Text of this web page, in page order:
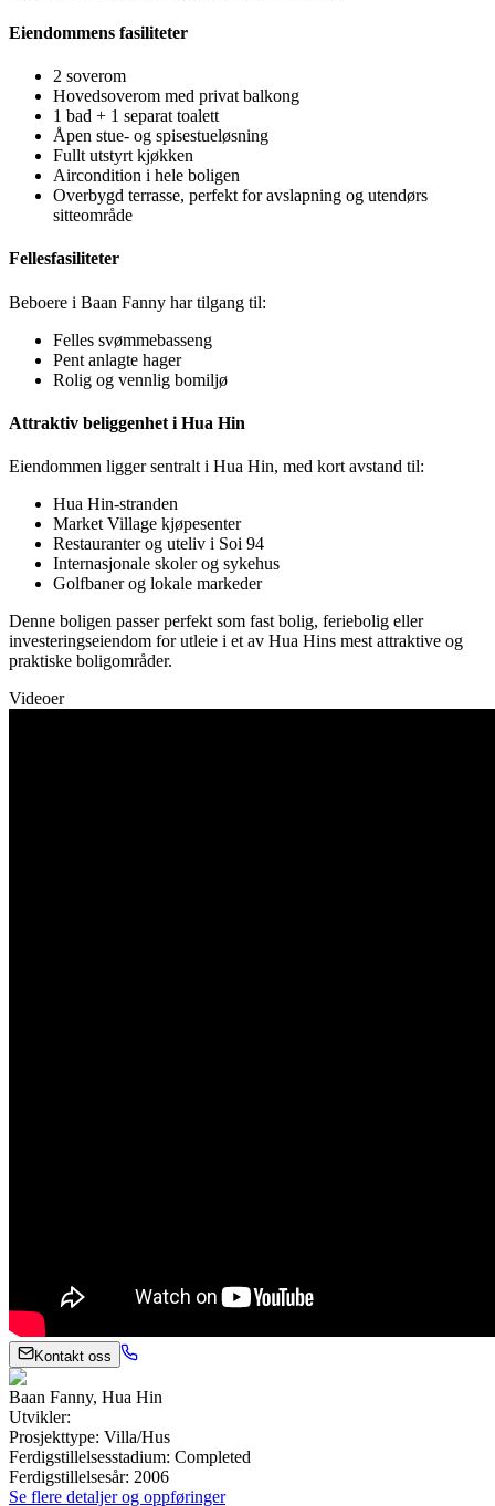
Eiendommens fasiliteter
2 soverom
Hovedsoverom med privat balkong
1 bad + 1 separat toalett
Åpen stue- og spisestueløsning
Fullt utstyrt kjøkken
Aircondition i hele boligen
Overbygd terrasse, perfekt for avslapning og utendørs
sitteområde
Fellesfasiliteter
Beboere i Baan Fanny har tilgang til:
Felles svømmebasseng
Pent anlagte hager
Rolig og vennlig bomiljø
Attraktiv beliggenhet i Hua Hin
Eiendommen ligger sentralt i Hua Hin, med kort avstand til:
Hua Hin-stranden
Market Village kjøpesenter
Restauranter og uteliv i Soi 94
Internasjonale skoler og sykehus
Golfbaner og lokale markeder
Denne boligen passer perfekt som fast bolig, feriebolig eller
investeringseiendom for utleie i et av Hua Hins mest attraktive og
praktiske boligområder.
Videoer
Kontakt oss
Baan Fanny, Hua Hin
Utvikler:
Prosjekttype: Villa/Hus
Ferdigstillelsesstadium: Completed
Ferdigstillelsesår: 2006
Se flere detaljer og oppføringer